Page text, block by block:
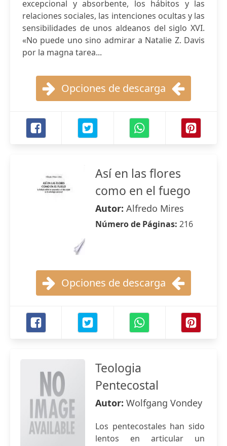
excepcional y absorbente, los hábitos y las
relaciones sociales, las intenciones ocultas y las
sensibilidades de unos aldeanos del siglo XVI.
«No puede uno sino admirar a Natalie Z. Davis
por la magna tarea...
Opciones de descarga
Así en las flores
como en el fuego
Autor: Alfredo Mires
Número de Páginas: 216
Opciones de descarga
Teologia
Pentecostal
Autor: Wolfgang Vondey
Los pentecostales han sido
lentos en articular un